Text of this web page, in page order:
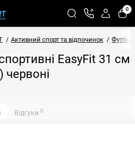
0
Активний спорт та відпочинок Футбол
EasyFit 31 см
червоні
Відгуки 0